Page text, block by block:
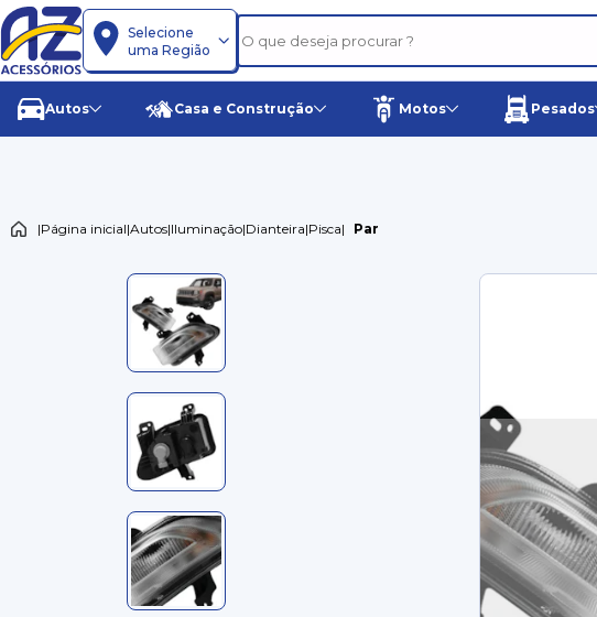
Selecione
uma Região
Autos Casa e Construção Motos Pesados
|Página inicial|Autos|Iluminação|Dianteira|Pisca| Par